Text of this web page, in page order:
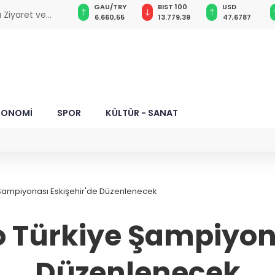
Ediyor! 6.660,55
BIST 100
13.779,39
USD
47,6787
EUR
55,1254
SPOR KÜLTÜR - SANAT
Eskişehir'de Düzenlenecek